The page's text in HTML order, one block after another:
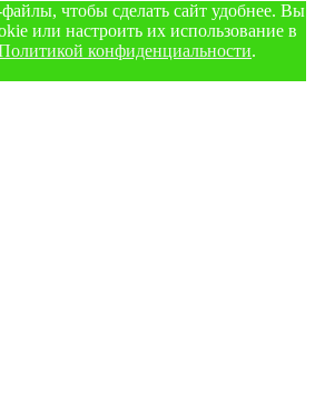
чтобы сделать сайт удобнее. Вы
или настроить их использование в
конфиденциальности.